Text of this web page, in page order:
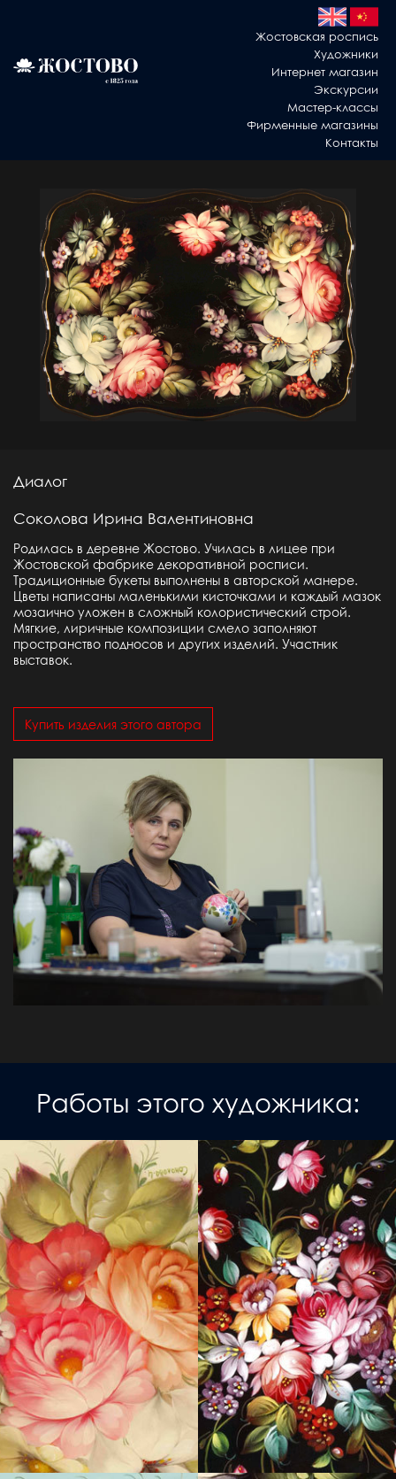
Жостовская роспись
Художники
Интернет магазин
Экскурсии
Мастер-классы
Фирменные магазины
Контакты
Диалог
Соколова Ирина Валентиновна
Родилась в деревне Жостово. Училась в лицее при
Жостовской фабрике декоративной росписи.
Традиционные букеты выполнены в авторской манере.
Цветы написаны маленькими кисточками и каждый мазок
мозаично уложен в сложный колористический строй.
Мягкие, лиричные композиции смело заполняют
пространство подносов и других изделий. Участник
выставок.
Купить изделия этого автора
Работы этого художника: